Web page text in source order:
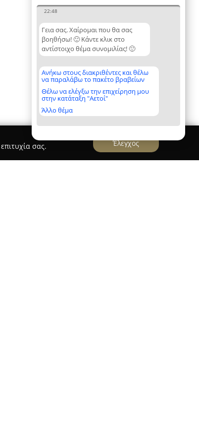
22:48
Γεια σας. Χαίρομαι που θα σας
βοηθήσω! 🙂 Κάντε κλικ στο
αντίστοιχο θέμα συνομιλίας! 🙂
Ανήκω στους διακριθέντες και θέλω
να παραλάβω το πακέτο βραβείων
Θέλω να ελέγξω την επιχείρηση μου
στην κατάταξη "Αετοί"
Άλλο θέμα
σας.
Έλεγχος